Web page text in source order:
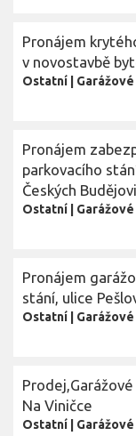
Pronájem
v novostavbě
Ostatní
Pronájem
parkovacího
Českých
Ostatní
Pronájem
stání, ulice
Ostatní
Na Viničce
Ostatní